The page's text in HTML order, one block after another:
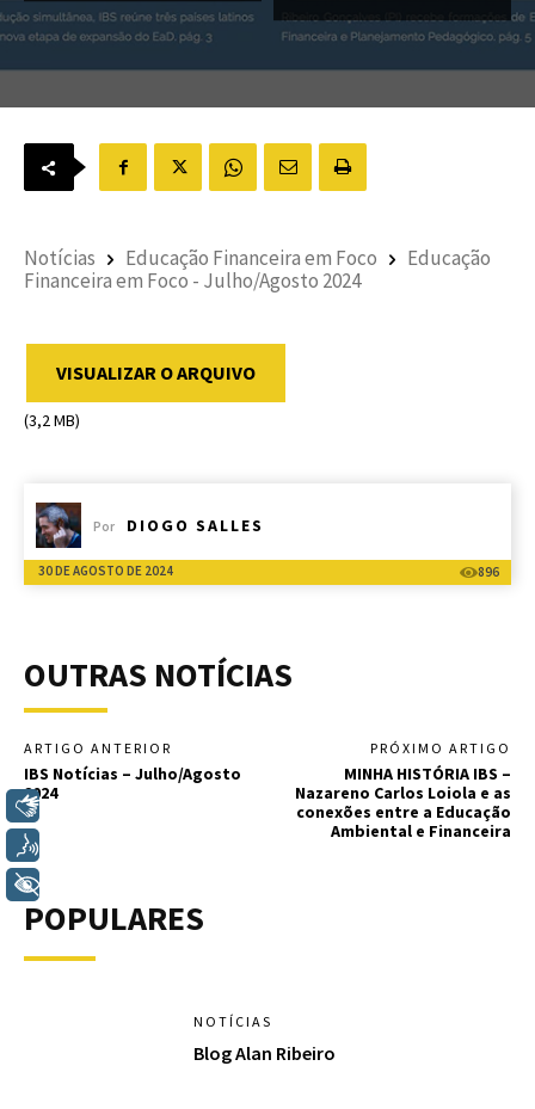
Notícias Educação Financeira em Foco
Educação
Financeira em Foco - Julho/Agosto 2024
VISUALIZAR O ARQUIVO
(3,2 MB)
Por DIOGO SALLES
30 DE AGOSTO DE 2024 896
OUTRAS NOTÍCIAS
ARTIGO ANTERIOR
IBS Notícias – Julho/Agosto
2024
PRÓXIMO ARTIGO
MINHA HISTÓRIA IBS –
Nazareno Carlos Loiola e as
conexões entre a Educação
Ambiental e Financeira
POPULARES
NOTÍCIAS
Blog Alan Ribeiro